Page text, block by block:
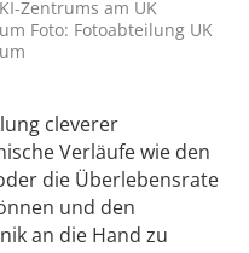
Zentrums am UK
Foto: Fotoabteilung UK
cleverer
Verläufe wie den
die Überlebensrate
und den
an die Hand zu